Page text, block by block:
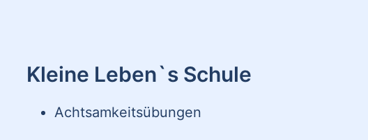
Kleine Leben`s Schule
Achtsamkeitsübungen